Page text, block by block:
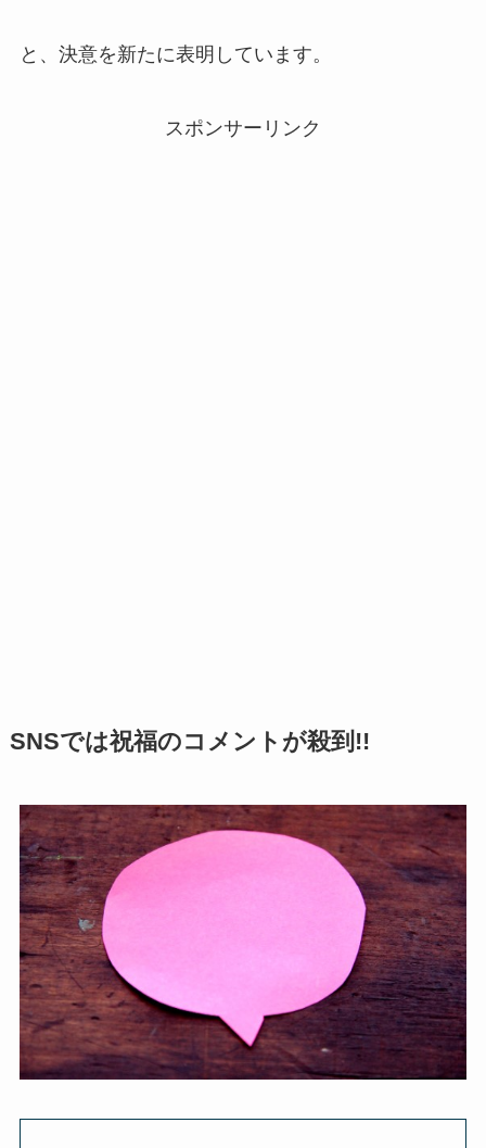
と、決意を新たに表明しています。
スポンサーリンク
SNSでは祝福のコメントが殺到!!